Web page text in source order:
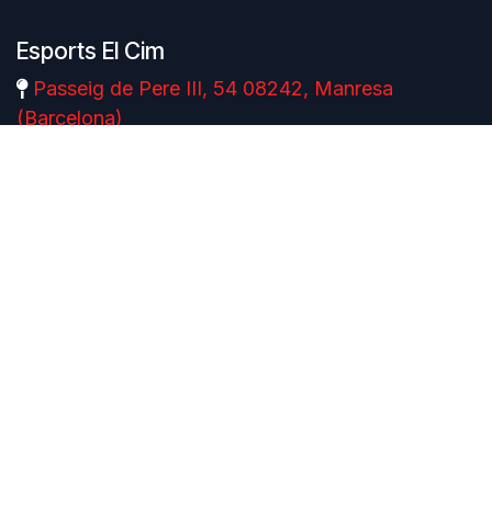
Esports El Cim
Passeig de Pere III, 54 08242, Manresa
(Barcelona)